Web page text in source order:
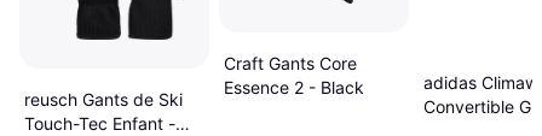
reusch Gants de Ski
Touch-Tec Enfant -
Craft Gants Core
Essence 2 - Black
adidas
Convertible